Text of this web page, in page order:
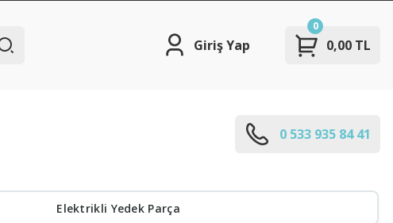
Giriş Yap 0,00 TL
0
0 533 935 84 41
Elektrikli Yedek Parça